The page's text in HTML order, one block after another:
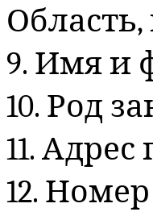
Область,
9. Имя и
10. Род
11. Адрес
12.